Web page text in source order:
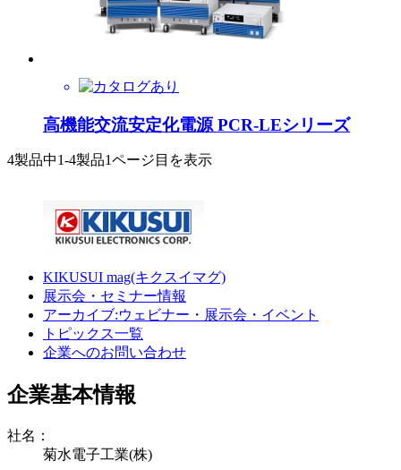
高機能交流安定化電源 PCR-LEシリーズ
4製品中1-4製品1ページ目を表示
KIKUSUI mag(キクスイマグ)
展示会・セミナー情報
アーカイブ:ウェビナー・展示会・イベント
トピックス一覧
企業へのお問い合わせ
企業基本情報
社名：
菊水電子工業(株)